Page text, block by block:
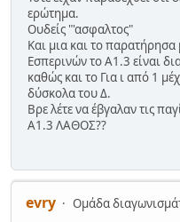
ερώτημα.
Ουδείς "'ασφαλτος"
Και μια και το
Εσπερινών το Α1.3 είναι
καθώς και το Για ι από 1
δύσκολα του Δ.
Βρε λέτε να έβγαλαν τις
Α1.3 ΛΑΘΟΣ??
evry
Ομάδα